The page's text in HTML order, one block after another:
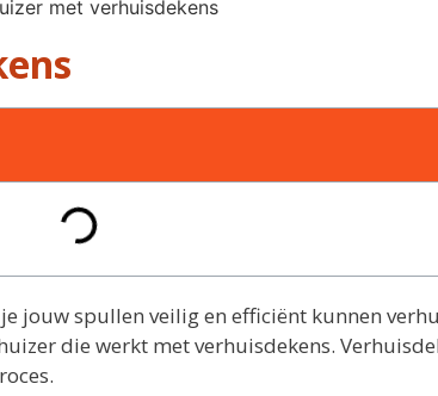
jouw spullen veilig en efficiënt kunnen
die werkt met verhuisdekens.